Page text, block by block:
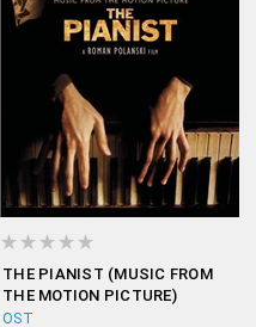
THE PIANIST (MUSIC FROM
THE MOTION PICTURE)
OST